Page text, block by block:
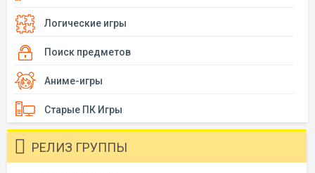
Логические игры
Поиск предметов
Аниме-игры
Старые ПК Игры
РЕЛИЗ ГРУППЫ